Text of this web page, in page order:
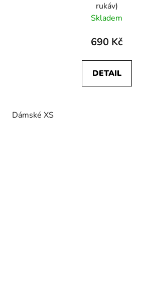
rukáv)
Skladem
690 Kč
DETAIL
Dámské XS